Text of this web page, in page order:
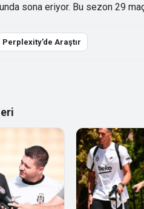
sona eriyor. Bu sezon 29
Perplexity’de Araştır